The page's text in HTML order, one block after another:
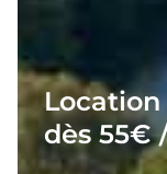
Location
dès 55€